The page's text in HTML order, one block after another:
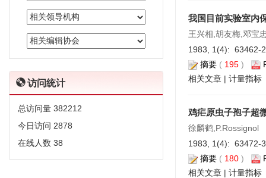
访问统计
总访问量 382212
今日访问 2878
在线人数 38
我国目前实验室内
王兴相,胡友梅,邓宝
1983, 1(4): 63462-
摘要 ( 195 )
相关文章 | 计量指标
鸡疟原虫子孢子超
徐麟鹤,P.Rossignol
1983, 1(4): 63472-
摘要 ( 180 )
相关文章 | 计量指标